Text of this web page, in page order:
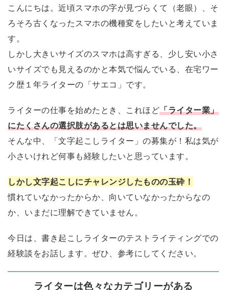
こんにちは。近頃スマホの字が見づらくて（老眼）、そ
ろそろ古くなったスマホの機種変をしたいと考えていま
す。
しかし大きいサイズのスマホは高すぎる、少し安い小さ
いサイズでも見えるのかと本気で悩んでいる、在宅ワー
ク歴１年ライターの「サエコ」です。
ライターの仕事を始めたとき、これほど「ライター業」
にたくさんの選択肢があるとは思いませんでした。
そんな中、「文字起こしライター」の募集が！私は気が
小さいけれど何事も経験したいと思っています。
しかし文字起こしにチャレンジしたものの玉砕！
慣れていなかったからか、向いていなかったからなの
か、いまだに理解できていません。
今日は、書き起こしライターのテストライティングでの
経験談をお話します。ぜひ、参考にしてください。
ライターは色々なカテゴリーがある